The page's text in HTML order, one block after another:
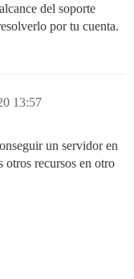
del soporte
por tu cuenta.
13:57
un servidor en
otros recursos en otro